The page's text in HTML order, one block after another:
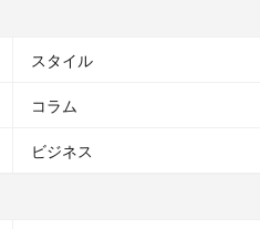
スタイル
コラム
ビジネス